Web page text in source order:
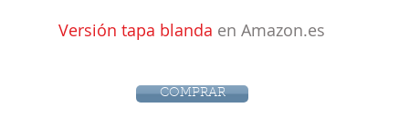
Versión tapa blanda en Amazon.es
COMPRAR